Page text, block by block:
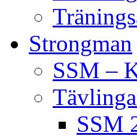
Strongman
SSM –
SSM